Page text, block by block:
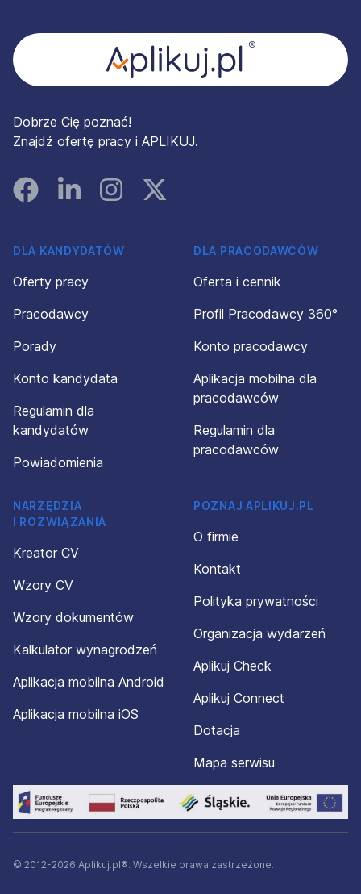
Dobrze Cię poznać!
Znajdź ofertę pracy i APLIKUJ.
FacebookLinked InInstagramInstagram
DLA KANDYDATÓW
Oferty pracy
Pracodawcy
Porady
Konto kandydata
Regulamin dla
kandydatów
Powiadomienia
DLA PRACODAWCÓW
Oferta i cennik
Profil Pracodawcy 360°
Konto pracodawcy
Aplikacja mobilna dla
pracodawców
Regulamin dla
pracodawców
NARZĘDZIA
I ROZWIĄZANIA
Kreator CV
Wzory CV
Wzory dokumentów
Kalkulator wynagrodzeń
Aplikacja mobilna Android
Aplikacja mobilna iOS
POZNAJ APLIKUJ.PL
O firmie
Kontakt
Polityka prywatności
Organizacja wydarzeń
Aplikuj Check
Aplikuj Connect
Dotacja
Mapa serwisu
© 2012-2026 Aplikuj.pl®. Wszelkie prawa zastrzeżone.